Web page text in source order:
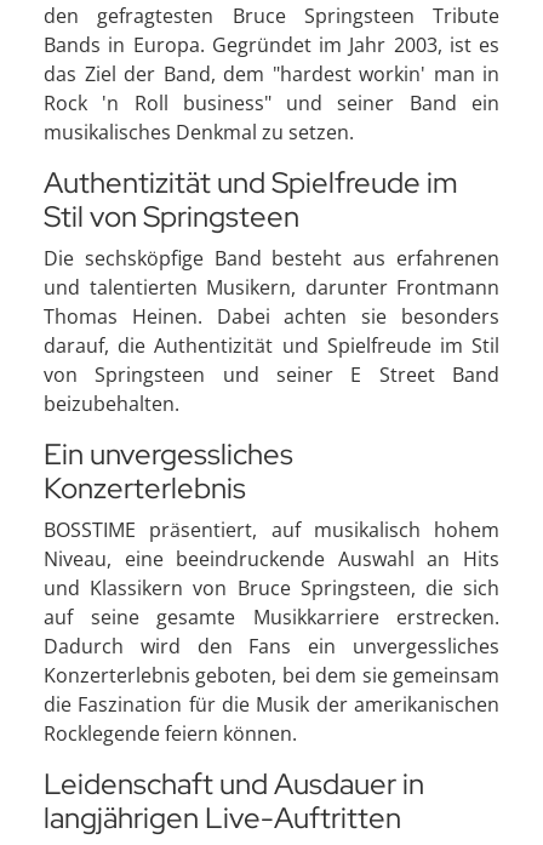
den gefragtesten Bruce Springsteen Tribute
Bands in Europa. Gegründet im Jahr 2003, ist es
das Ziel der Band, dem "hardest workin' man in
Rock 'n Roll business" und seiner Band ein
musikalisches Denkmal zu setzen.
Authentizität und Spielfreude im
Stil von Springsteen
Die sechsköpfige Band besteht aus erfahrenen
und talentierten Musikern, darunter Frontmann
Thomas Heinen. Dabei achten sie besonders
darauf, die Authentizität und Spielfreude im Stil
von Springsteen und seiner E Street Band
beizubehalten.
Ein unvergessliches
Konzerterlebnis
BOSSTIME präsentiert, auf musikalisch hohem
Niveau, eine beeindruckende Auswahl an Hits
und Klassikern von Bruce Springsteen, die sich
auf seine gesamte Musikkarriere erstrecken.
Dadurch wird den Fans ein unvergessliches
Konzerterlebnis geboten, bei dem sie gemeinsam
die Faszination für die Musik der amerikanischen
Rocklegende feiern können.
Leidenschaft und Ausdauer in
langjährigen Live-Auftritten